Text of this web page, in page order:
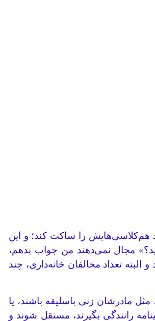
هم‌کلاسی‌هایش را ساکت کند؛ و این
مجال نمی‌دهند من جواب بدهم،
تعداد مخالفان خانه‌داری، چند
مادرشان زنی باسلیقه باشند، یا
رانندگی بگیرند، مستقل شوند و